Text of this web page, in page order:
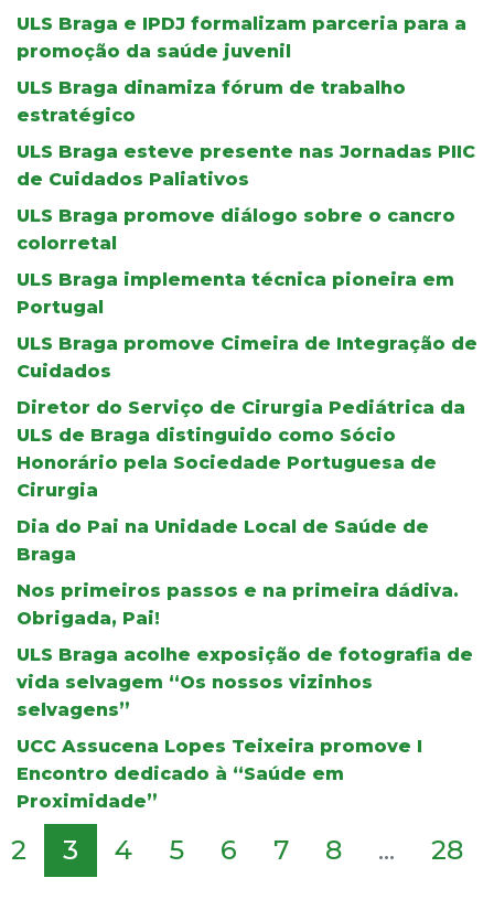
ULS Braga e IPDJ formalizam parceria para a
promoção da saúde juvenil
ULS Braga dinamiza fórum de trabalho
estratégico
ULS Braga esteve presente nas Jornadas PIIC
de Cuidados Paliativos
ULS Braga promove diálogo sobre o cancro
colorretal
ULS Braga implementa técnica pioneira em
Portugal
ULS Braga promove Cimeira de Integração de
Cuidados
Diretor do Serviço de Cirurgia Pediátrica da
ULS de Braga distinguido como Sócio
Honorário pela Sociedade Portuguesa de
Cirurgia
Dia do Pai na Unidade Local de Saúde de
Braga
Nos primeiros passos e na primeira dádiva.
Obrigada, Pai!
ULS Braga acolhe exposição de fotografia de
vida selvagem “Os nossos vizinhos
selvagens”
UCC Assucena Lopes Teixeira promove I
Encontro dedicado à “Saúde em
Proximidade”
2 3 4 5 6 7 8 ... 28